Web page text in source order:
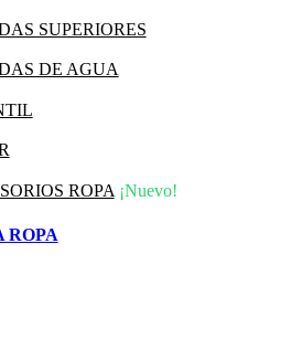
SUPERIORES
DE AGUA
ROPA ¡Nuevo!
ROPA